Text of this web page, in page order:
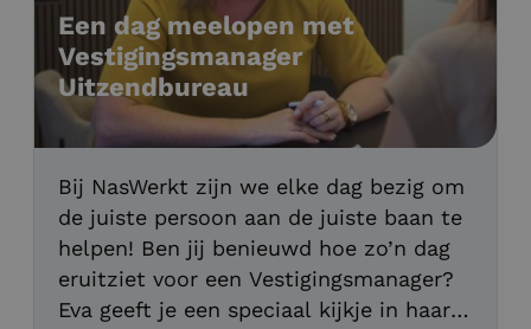
Een dag meelopen met
Vestigingsmanager
Uitzendbureau
Bij NasWerkt zijn we elke dag bezig om
de juiste persoon aan de juiste baan te
helpen! Ben jij benieuwd hoe zo’n dag
eruitziet voor een Vestigingsmanager?
Eva geeft je een speciaal kijkje in haar